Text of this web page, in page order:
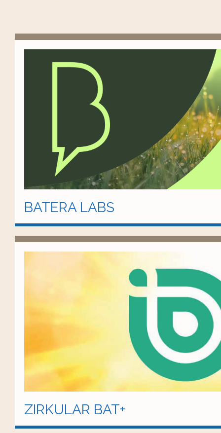
BATERA LABS
ZIRKULAR BAT+